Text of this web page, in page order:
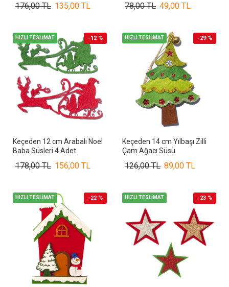
135,00 TL
176,00 TL 49,00 TL
78,00 TL
HIZLI TESLİMAT -12 %
Keçeden 12 cm Arabalı Noel
Baba Süsleri 4 Adet
156,00 TL
178,00 TL
HIZLI TESLİMAT -29 %
Keçeden 14 cm Yılbaşı Zilli
Çam Ağacı Süsü
89,00 TL
126,00 TL
HIZLI TESLİMAT -22 % HIZLI TESLİMAT -23 %